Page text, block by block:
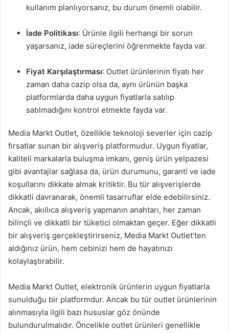
kullanım planlıyorsanız, bu durum önemli olabilir.
İade Politikası: Ürünle ilgili herhangi bir sorun
yaşarsanız, iade süreçlerini öğrenmekte fayda var.
Fiyat Karşılaştırması: Outlet ürünlerinin fiyatı her
zaman daha cazip olsa da, aynı ürünün başka
platformlarda daha uygun fiyatlarla satılıp
satılmadığını kontrol etmekte fayda var.
Media Markt Outlet, özellikle teknoloji severler için cazip
fırsatlar sunan bir alışveriş platformudur. Uygun fiyatlar,
kaliteli markalarla buluşma imkanı, geniş ürün yelpazesi
gibi avantajlar sağlasa da, ürün durumunu, garanti ve iade
koşullarını dikkate almak kritiktir. Bu tür alışverişlerde
dikkatli davranarak, önemli tasarruflar elde edebilirsiniz.
Ancak, akıllıca alışveriş yapmanın anahtarı, her zaman
bilinçli ve dikkatli bir tüketici olmaktan geçer. Eğer dikkatli
bir alışveriş gerçekleştirirseniz, Media Markt Outlet’ten
aldığınız ürün, hem cebinizi hem de hayatınızı
kolaylaştırabilir.
Media Markt Outlet, elektronik ürünlerin uygun fiyatlarla
sunulduğu bir platformdur. Ancak bu tür outlet ürünlerinin
alınmasıyla ilgili bazı hususlar göz önünde
bulundurulmalıdır. Öncelikle outlet ürünleri genellikle